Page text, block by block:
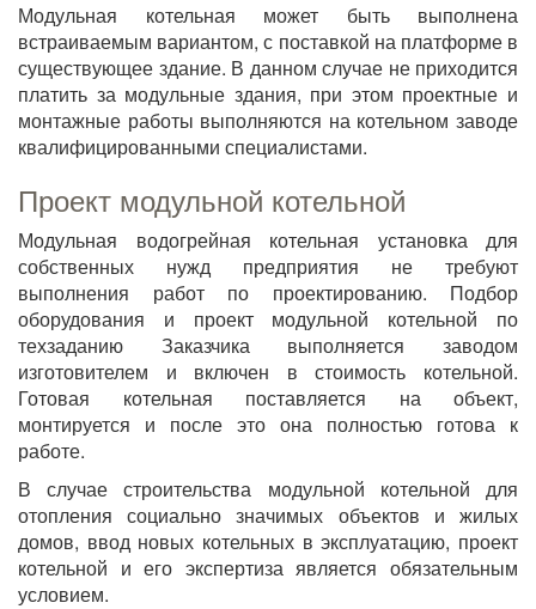
Модульная котельная может быть выполнена
встраиваемым вариантом, с поставкой на платформе в
существующее здание. В данном случае не приходится
платить за модульные здания, при этом проектные и
монтажные работы выполняются на котельном заводе
квалифицированными специалистами.
Проект модульной котельной
Модульная водогрейная котельная установка для
собственных нужд предприятия не требуют
выполнения работ по проектированию. Подбор
оборудования и проект модульной котельной по
техзаданию Заказчика выполняется заводом
изготовителем и включен в стоимость котельной.
Готовая котельная поставляется на объект,
монтируется и после это она полностью готова к
работе.
В случае строительства модульной котельной для
отопления социально значимых объектов и жилых
домов, ввод новых котельных в эксплуатацию, проект
котельной и его экспертиза является обязательным
условием.